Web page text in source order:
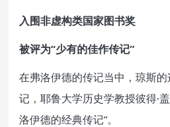
入围非虚构类国家图书奖
被评为“少有的佳作传记”
在弗洛伊德的传记当中，琼斯
记，耶鲁大学历史学教授彼得·
洛伊德的经典传记”。